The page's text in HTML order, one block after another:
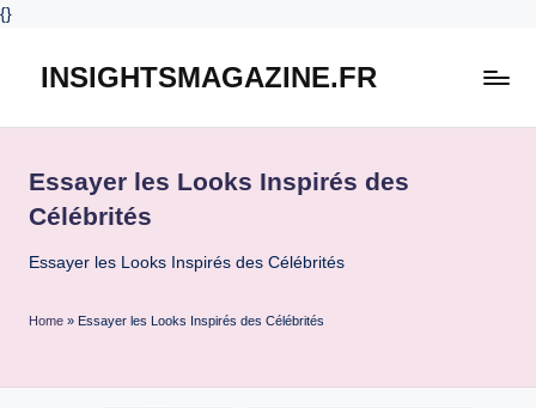
{}
INSIGHTSMAGAZINE.FR
Essayer les Looks Inspirés des
Célébrités
Essayer les Looks Inspirés des Célébrités
Home » Essayer les Looks Inspirés des Célébrités